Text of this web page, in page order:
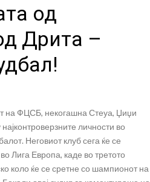
од
Дрита –
на ФЦСБ, некогашна Стеуа, Џиџи
личности во
Неговиот клуб сега ќе се
Лига Европа, каде во третото
коло ќе се сретне со шампионот на